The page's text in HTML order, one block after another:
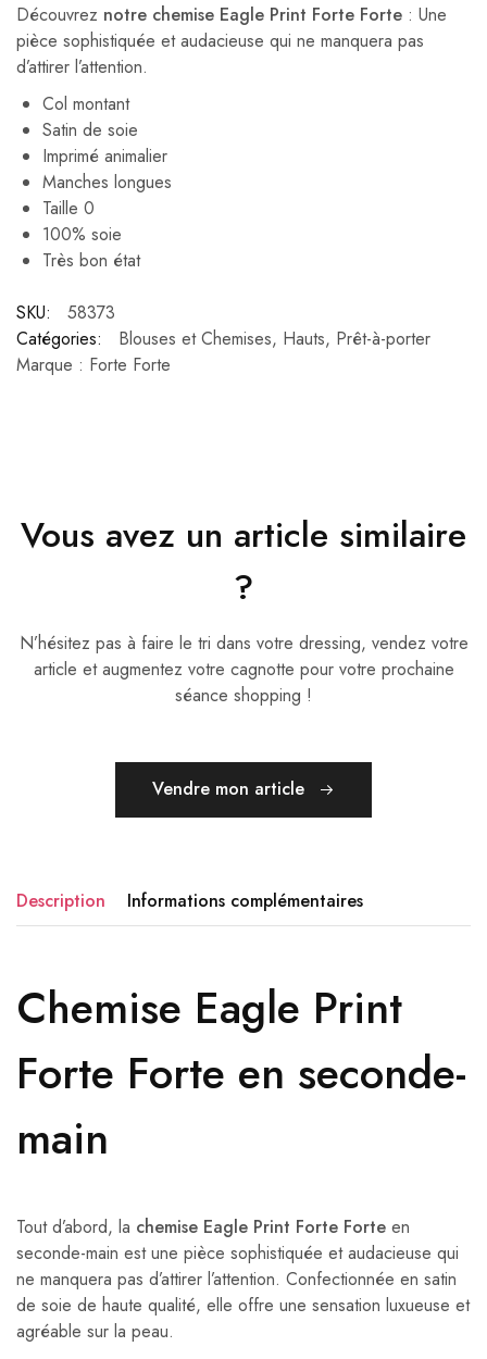
Découvrez notre chemise Eagle Print Forte Forte : Une
pièce sophistiquée et audacieuse qui ne manquera pas
d’attirer l’attention.
Col montant
Satin de soie
Imprimé animalier
Manches longues
Taille 0
100% soie
Très bon état
SKU:
58373
Catégories:
Blouses et Chemises, Hauts, Prêt-à-porter
Marque : Forte Forte
Vous avez un article similaire
?
N’hésitez pas à faire le tri dans votre dressing, vendez votre
article et augmentez votre cagnotte pour votre prochaine
séance shopping !
Vendre mon article
Description Informations complémentaires
Chemise Eagle Print
Forte Forte en seconde-
main
Tout d’abord, la chemise Eagle Print Forte Forte en
seconde-main est une pièce sophistiquée et audacieuse qui
ne manquera pas d’attirer l’attention. Confectionnée en satin
de soie de haute qualité, elle offre une sensation luxueuse et
agréable sur la peau.